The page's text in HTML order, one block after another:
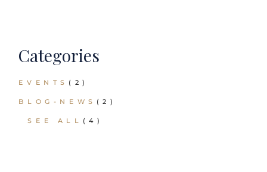
Categories
EVENTS (2)
BLOG-NEWS (2)
SEE ALL (4)